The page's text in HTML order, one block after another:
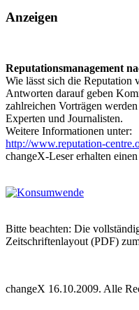
Anzeigen
Reputationsmanagement
Wie lässt sich die Reputation
Antworten darauf geben
zahlreichen Vorträgen
Experten und Journalisten.
Weitere Informationen unter:
http://www.reputation-
changeX-Leser erhalten
Bitte beachten: Die
Zeitschriftenlayout (PDF)
changeX 16.10.2009. Alle